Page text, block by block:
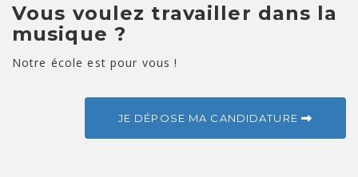
Vous voulez travailler dans la
musique ?
Notre école est pour vous !
JE DÉPOSE MA CANDIDATURE